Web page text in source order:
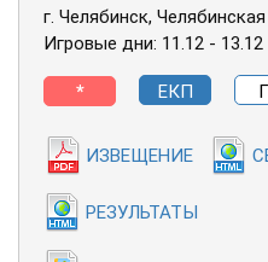
г. Челябинск,
Игровые дни: 11.12 - 13.12
* ЕКП
ИЗВЕЩЕНИЕ
РЕЗУЛЬТАТЫ